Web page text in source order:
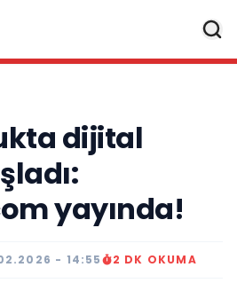
dijital
yayında!
- 14:55 2 DK OKUMA